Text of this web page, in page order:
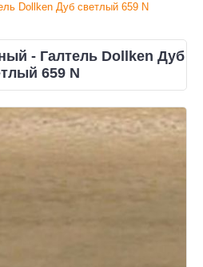
Dollken Дуб светлый 659 N
- Галтель Dollken Дуб
659 N